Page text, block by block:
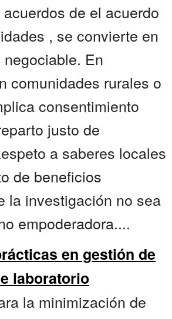
de el acuerdo
, se convierte en
En
comunidades rurales o
consentimiento
justo de
a saberes locales
de beneficios
la investigación no sea
empoderadora....
en gestión de
laboratorio
la minimización de